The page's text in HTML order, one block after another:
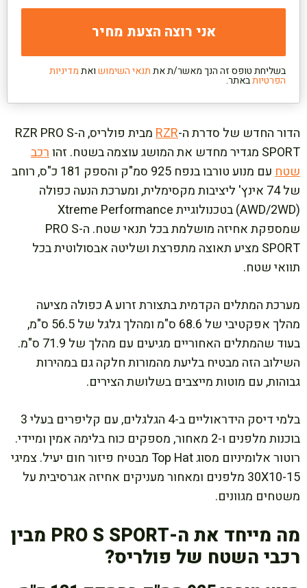
בשליחת טופס זה הנך מאשר/ת אתתנאי השימושואתמדיניות
הפרטיותבאתר.
הדור החדש של סדרת ה-RZR
מבית פולריס, ה-RZR PRO S
SPORT מגדיר מחדש את המושג עוצמה בשטח. זהו
רכב
שטח
עם מנוע טורבו בנפח 925 סמ"ק והספק 181 כ"ס, רוחב
של 74 אינץ' ליציבות מקסימלית, ומערכת הנעה כפולה
(AWD/2WD) בטכנולוגיית Xtreme Performance
שמספקת אחיזה מושלמת בכל תנאי שטח. ה-PRO S
SPORT מציע תאוצה מתפרצת ושליטה אבסולוטית בכל
תוואי שטח.
מערכת המתלים הקדמית בתצורת זרוע A כפולה מציעה
מהלך אפקטיבי של 68.6 ס"מ ומהלך גלגל של 56.5 ס"מ,
בעוד שהמתלים האחוריים מגיעים עם מהלך של 71.9 ס"מ.
השילוב הזה מבטיח בליעת מהמורות חלקה גם במהירות
גבוהות, עם מוטות מייצבים בשלושת הצירים.
בלמי דיסק הידראוליים ב-4 הגלגלים, עם קליפרים בעלי 3
בוכנות מלפנים ו-2 מאחור, מספקים כוח בלימה אמין ומיידי.
רוטור אלומיניום מסוג Top Hat מבטיח פיזור חום יעיל. צמיגי
30X10-15 מלפנים ומאחור מעניקים אחיזה אגרסיבית על
משטחים מגוונים.
מה מייחד את ה-PRO S SPORT מבין
רכבי השטח של פולריס?